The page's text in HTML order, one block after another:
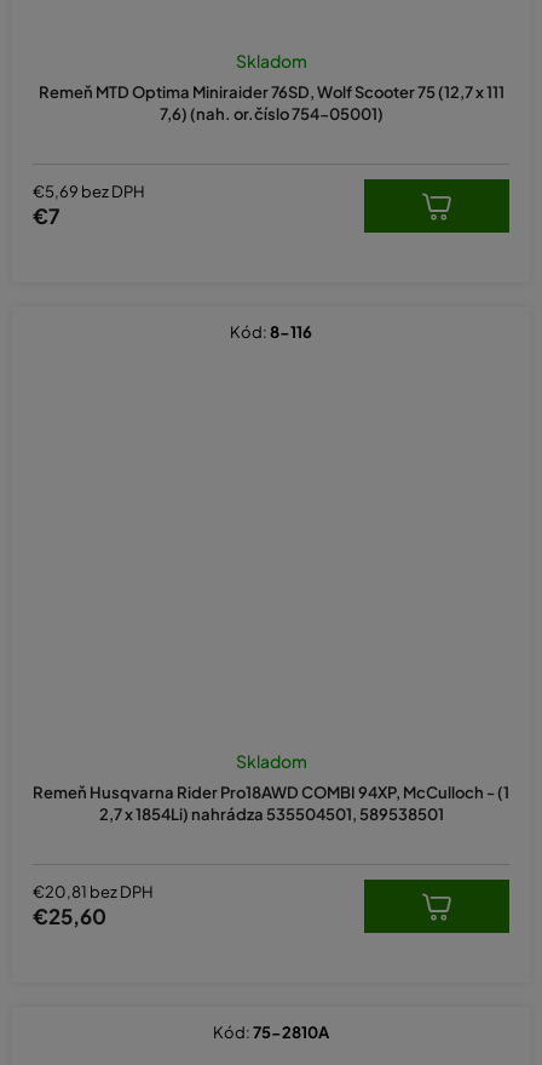
Remeň MTD Optima Miniraider 76SD, Wolf Scooter 75 (12,7 x 111
7,6) (nah. or.číslo 754-05001)
hodnotenie
je
5,0
Skladom
€5,69 bez DPH
€7
Remeň Husqvarna Rider Pro18AWD COMBI 94XP, McCulloch - (1
2,7 x 1854Li) nahrádza 535504501, 589538501
Skladom
€20,81 bez DPH
€25,60
Kód:8-116
Kód:75-2810A